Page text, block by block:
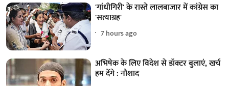
'गांधीगिरी' के रास्ते लालबाजार में कांग्रेस का
'सत्याग्रह'
7 hours ago
अभिषेक के लिए विदेश से डॉक्टर बुलाएं, खर्च
हम देंगे : नौशाद